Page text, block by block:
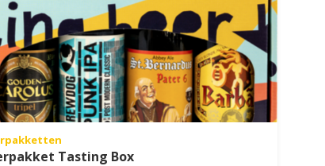
Tasting Box